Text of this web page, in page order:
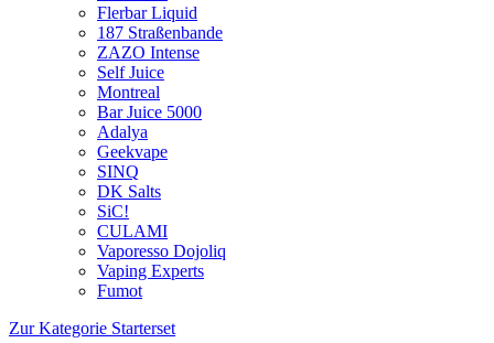
Flerbar Liquid
187 Straßenbande
ZAZO Intense
Self Juice
Montreal
Bar Juice 5000
Adalya
Geekvape
SINQ
DK Salts
SiC!
CULAMI
Vaporesso Dojoliq
Vaping Experts
Fumot
Zur Kategorie Starterset